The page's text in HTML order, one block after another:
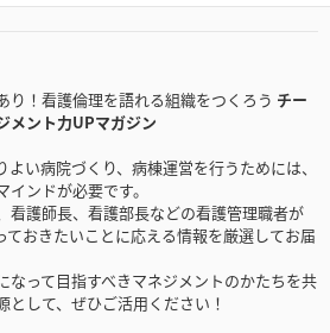
り！看護倫理を語れる組織をつくろう チー
メント力UPマガジン
よい病院づくり、病棟運営を行うためには、
ンドが必要です。
看護師長、看護部長などの看護管理職者が
ておきたいことに応える情報を厳選してお届
なって目指すべきマネジメントのかたちを共
して、ぜひご活用ください！